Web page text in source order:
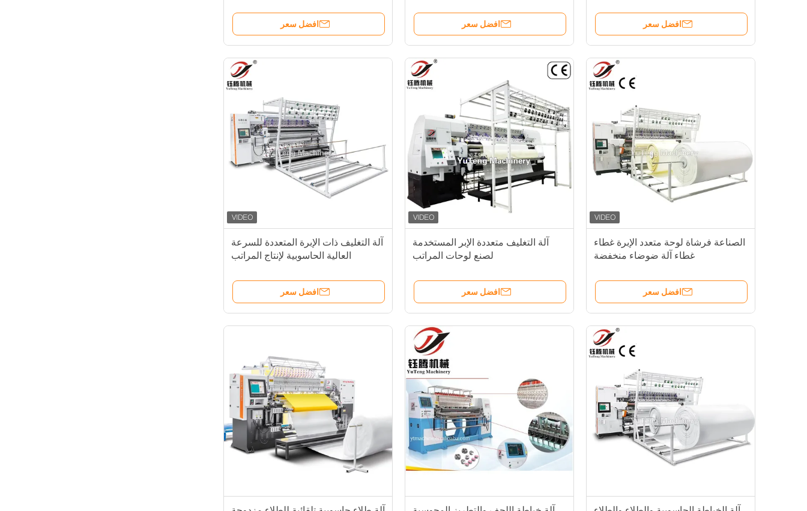
افضل سعر افضل سعر افضل سعر
آلة التغليف ذات الإبرة المتعددة للسرعة
العالية الحاسوبية لإنتاج المراتب
افضل سعر
آلة التغليف متعددة الإبر المستخدمة
لصنع لوحات المراتب
افضل سعر
الصناعة فرشاة لوحة متعدد الإبرة غطاء
غطاء آلة ضوضاء منخفضة
افضل سعر